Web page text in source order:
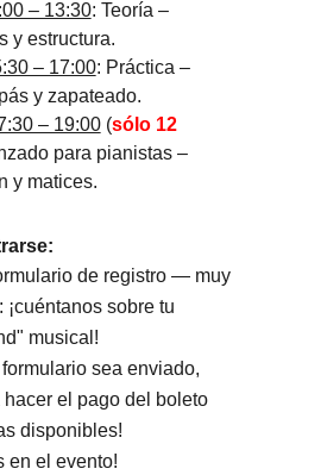
– 13:30: Teoría –
y estructura.
– 17:00: Práctica –
y zapateado.
– 19:00(sólo 12
para pianistas –
y matices.
de registro — muy
¡cuéntanos sobre tu
musical!
sea enviado,
hacer el pago del boleto
disponibles!
en el evento!